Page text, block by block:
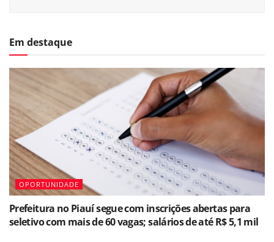
Em destaque
OPORTUNIDADE
Prefeitura no Piauí segue com inscrições abertas para
seletivo com mais de 60 vagas; salários de até R$ 5,1 mil